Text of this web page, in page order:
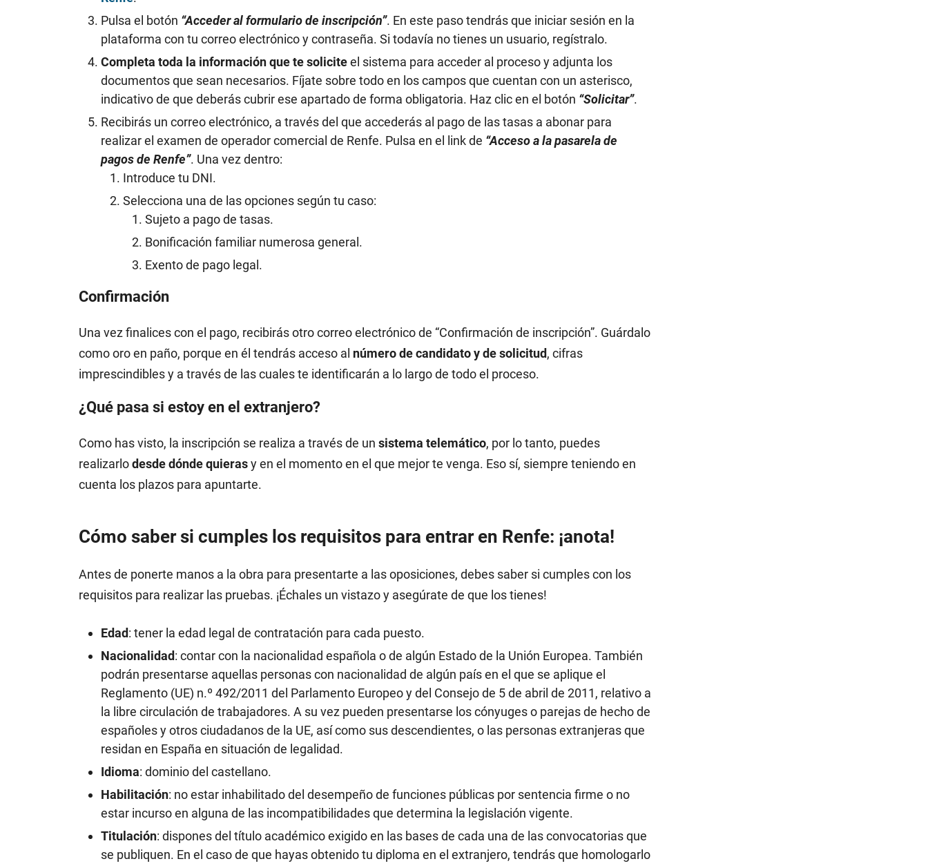
Pulsa el botón “Acceder al formulario de inscripción”. En este paso tendrás que iniciar sesión en la
plataforma con tu correo electrónico y contraseña. Si todavía no tienes un usuario, regístralo.
Completa toda la información que te soliciteel sistema para acceder al proceso y adjunta los
documentos que sean necesarios. Fíjate sobre todo en los campos que cuentan con un asterisco,
indicativo de que deberás cubrir ese apartado de forma obligatoria. Haz clic en el botón “Solicitar”.
Recibirás un correo electrónico, a través del que accederás al pago de las tasas a abonar para
realizar el examen de operador comercial de Renfe. Pulsa en el link de “Acceso a la pasarela de
pagos de Renfe”. Una vez dentro:
Introduce tu DNI.
Selecciona una de las opciones según tu caso:
Sujeto a pago de tasas.
Bonificación familiar numerosa general.
Exento de pago legal.
Confirmación
Una vez finalices con el pago, recibirás otro correo electrónico de “Confirmación de inscripción”. Guárdalo
como oro en paño, porque en él tendrás acceso al número de candidato y de solicitud, cifras
imprescindibles y a través de las cuales te identificarán a lo largo de todo el proceso.
¿Qué pasa si estoy en el extranjero?
Como has visto, la inscripción se realiza a través de un sistema telemático, por lo tanto, puedes
realizarlodesde dónde quierasy en el momento en el que mejor te venga. Eso sí, siempre teniendo en
cuenta los plazos para apuntarte.
Cómo saber si cumples los requisitos para entrar en Renfe: ¡anota!
Antes de ponerte manos a la obra para presentarte a las oposiciones, debes saber si cumples con los
requisitos para realizar las pruebas. ¡Échales un vistazo y asegúrate de que los tienes!
Edad: tener la edad legal de contratación para cada puesto.
Nacionalidad: contar con la nacionalidad española o de algún Estado de la Unión Europea. También
podrán presentarse aquellas personas con nacionalidad de algún país en el que se aplique el
Reglamento (UE) n.º 492/2011 del Parlamento Europeo y del Consejo de 5 de abril de 2011, relativo a
la libre circulación de trabajadores. A su vez pueden presentarse los cónyuges o parejas de hecho de
españoles y otros ciudadanos de la UE, así como sus descendientes, o las personas extranjeras que
residan en España en situación de legalidad.
Idioma: dominio del castellano.
Habilitación: no estar inhabilitado del desempeño de funciones públicas por sentencia firme o no
estar incurso en alguna de las incompatibilidades que determina la legislación vigente.
Titulación: dispones del título académico exigido en las bases de cada una de las convocatorias que
se publiquen. En el caso de que hayas obtenido tu diploma en el extranjero, tendrás que homologarlo